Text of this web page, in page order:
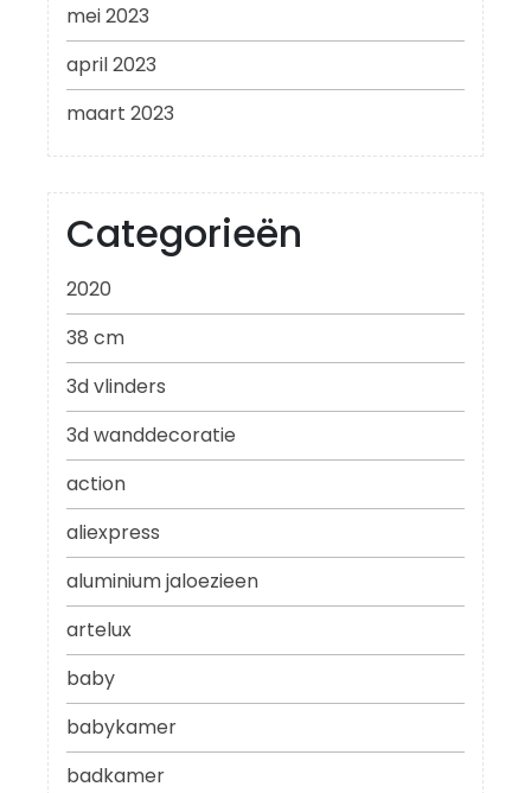
mei 2023
april 2023
maart 2023
Categorieën
2020
38 cm
3d vlinders
3d wanddecoratie
action
aliexpress
aluminium jaloezieen
artelux
baby
babykamer
badkamer